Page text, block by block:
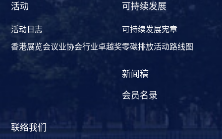
活动
活动日志
香港展览会议业协会行业卓越奖
可持续发展
可持续发展宪章
零碳排放活动路线图
新闻稿
会员名录
联络我们